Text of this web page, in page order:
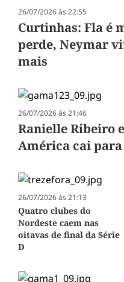
26/07/2026 às 22:55
Curtinhas: Fla é
perde, Neymar
mais
26/07/2026 às 21:46
Ranielle Ribeiro
América cai para
26/07/2026 às 21:13
Quatro clubes do
Nordeste caem nas
oitavas de final da Série
D